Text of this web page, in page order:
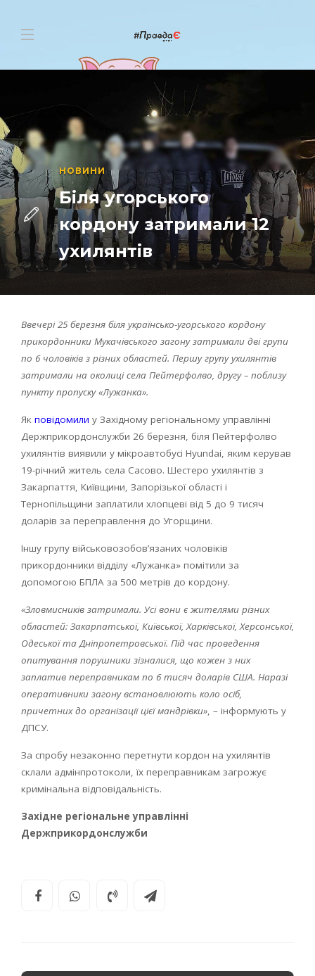
НОВИНИ
Біля угорського
кордону затримали 12
ухилянтів
Ввечері 25 березня біля українсько-угорського кордону
прикордонники Мукачівського загону затримали дві групи
по 6 чоловіків з різних областей. Першу групу ухилянтів
затримали на околиці села Пейтерфолво, другу – поблизу
пункту пропуску «Лужанка».
Як повідомили у Західному регіональному управлінні
Держприкордонслужби 26 березня, біля Пейтерфолво
ухилянтів виявили у мікроавтобусі Hyundai, яким керував
19-річний житель села Сасово. Шестеро ухилянтів з
Закарпаття, Київщини, Запорізької області і
Тернопільщини заплатили хлопцеві від 5 до 9 тисяч
доларів за переправлення до Угорщини.
Іншу групу військовозобов’язаних чоловіків
прикордонники відділу «Лужанка» помітили за
допомогою БПЛА за 500 метрів до кордону.
«Зловмисників затримали. Усі вони є жителями різних
областей: Закарпатської, Київської, Харківської, Херсонської,
Одеської та Дніпропетровської. Під час проведення
опитування порушники зізналися, що кожен з них
заплатив переправникам по 6 тисяч доларів США. Наразі
оперативники загону встановлюють коло осіб,
причетних до організації цієї мандрівки», – інформують у
ДПСУ.
За спробу незаконно перетнути кордон на ухилянтів
склали адмінпротоколи, їх переправникам загрожує
кримінальна відповідальність.
Західне регіональне управлінні
Держприкордонслужби